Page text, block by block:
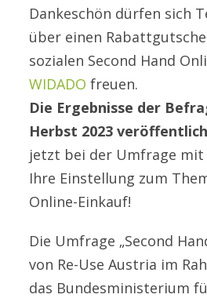
Dankeschön dürfen sich
über einen
sozialen Second Hand
WIDADO freuen.
Die Ergebnisse der
Herbst 2023
jetzt bei der Umfrage mit
Ihre Einstellung zum
Online-Einkauf!
Die Umfrage „Second
von Re-Use Austria im
das Bundesministerium